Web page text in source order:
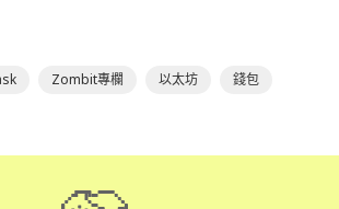
多功能且使用上非常方便。
Zombit專欄 以太坊 錢包